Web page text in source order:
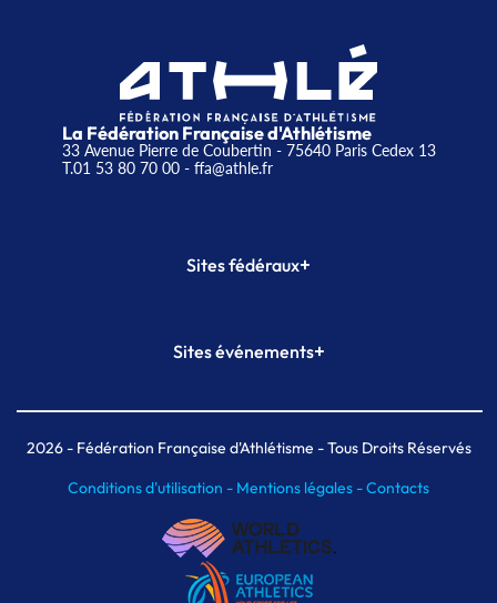
La Fédération Française d'Athlétisme
33 Avenue Pierre de Coubertin - 75640 Paris Cedex 13
T.01 53 80 70 00- ffa@athle.fr
Sites fédéraux+
Plateforme Formation
Sites événements+
Meeting de Paris indoor
MAIF Ekiden de Paris
2026- Fédération Française d'Athlétisme - Tous Droits Réservés
Conditions d'utilisation - Mentions légales -Contacts